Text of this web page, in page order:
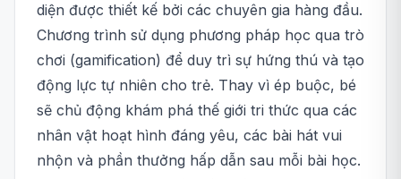
diện được thiết kế bởi các chuyên gia hàng đầu.
Chương trình sử dụng phương pháp học qua trò
chơi (gamification) để duy trì sự hứng thú và tạo
động lực tự nhiên cho trẻ. Thay vì ép buộc, bé
sẽ chủ động khám phá thế giới tri thức qua các
nhân vật hoạt hình đáng yêu, các bài hát vui
nhộn và phần thưởng hấp dẫn sau mỗi bài học.